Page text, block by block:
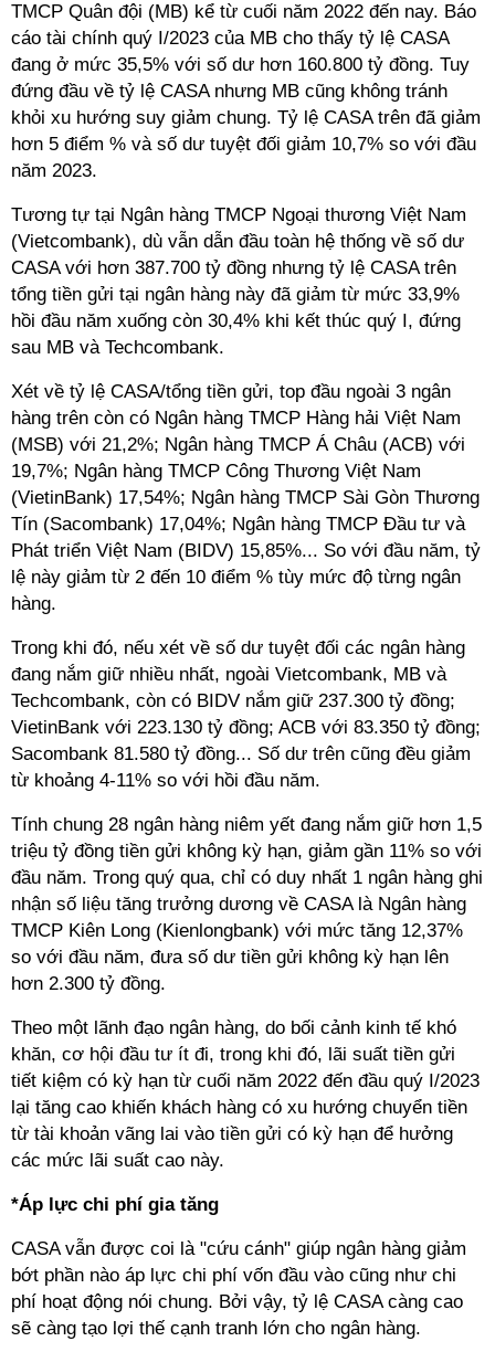
TMCP Quân đội (MB) kể từ cuối năm 2022 đến nay. Báo
cáo tài chính quý I/2023 của MB cho thấy tỷ lệ CASA
đang ở mức 35,5% với số dư hơn 160.800 tỷ đồng. Tuy
đứng đầu về tỷ lệ CASA nhưng MB cũng không tránh
khỏi xu hướng suy giảm chung. Tỷ lệ CASA trên đã giảm
hơn 5 điểm % và số dư tuyệt đối giảm 10,7% so với đầu
năm 2023.
Tương tự tại Ngân hàng TMCP Ngoại thương Việt Nam
(Vietcombank), dù vẫn dẫn đầu toàn hệ thống về số dư
CASA với hơn 387.700 tỷ đồng nhưng tỷ lệ CASA trên
tổng tiền gửi tại ngân hàng này đã giảm từ mức 33,9%
hồi đầu năm xuống còn 30,4% khi kết thúc quý I, đứng
sau MB và Techcombank.
Xét về tỷ lệ CASA/tổng tiền gửi, top đầu ngoài 3 ngân
hàng trên còn có Ngân hàng TMCP Hàng hải Việt Nam
(MSB) với 21,2%; Ngân hàng TMCP Á Châu (ACB) với
19,7%; Ngân hàng TMCP Công Thương Việt Nam
(VietinBank) 17,54%; Ngân hàng TMCP Sài Gòn Thương
Tín (Sacombank) 17,04%; Ngân hàng TMCP Đầu tư và
Phát triển Việt Nam (BIDV) 15,85%... So với đầu năm, tỷ
lệ này giảm từ 2 đến 10 điểm % tùy mức độ từng ngân
hàng.
Trong khi đó, nếu xét về số dư tuyệt đối các ngân hàng
đang nắm giữ nhiều nhất, ngoài Vietcombank, MB và
Techcombank, còn có BIDV nắm giữ 237.300 tỷ đồng;
VietinBank với 223.130 tỷ đồng; ACB với 83.350 tỷ đồng;
Sacombank 81.580 tỷ đồng... Số dư trên cũng đều giảm
từ khoảng 4-11% so với hồi đầu năm.
Tính chung 28 ngân hàng niêm yết đang nắm giữ hơn 1,5
triệu tỷ đồng tiền gửi không kỳ hạn, giảm gần 11% so với
đầu năm. Trong quý qua, chỉ có duy nhất 1 ngân hàng ghi
nhận số liệu tăng trưởng dương về CASA là Ngân hàng
TMCP Kiên Long (Kienlongbank) với mức tăng 12,37%
so với đầu năm, đưa số dư tiền gửi không kỳ hạn lên
hơn 2.300 tỷ đồng.
Theo một lãnh đạo ngân hàng, do bối cảnh kinh tế khó
khăn, cơ hội đầu tư ít đi, trong khi đó, lãi suất tiền gửi
tiết kiệm có kỳ hạn từ cuối năm 2022 đến đầu quý I/2023
lại tăng cao khiến khách hàng có xu hướng chuyển tiền
từ tài khoản vãng lai vào tiền gửi có kỳ hạn để hưởng
các mức lãi suất cao này.
*Áp lực chi phí gia tăng
CASA vẫn được coi là "cứu cánh" giúp ngân hàng giảm
bớt phần nào áp lực chi phí vốn đầu vào cũng như chi
phí hoạt động nói chung. Bởi vậy, tỷ lệ CASA càng cao
sẽ càng tạo lợi thế cạnh tranh lớn cho ngân hàng.